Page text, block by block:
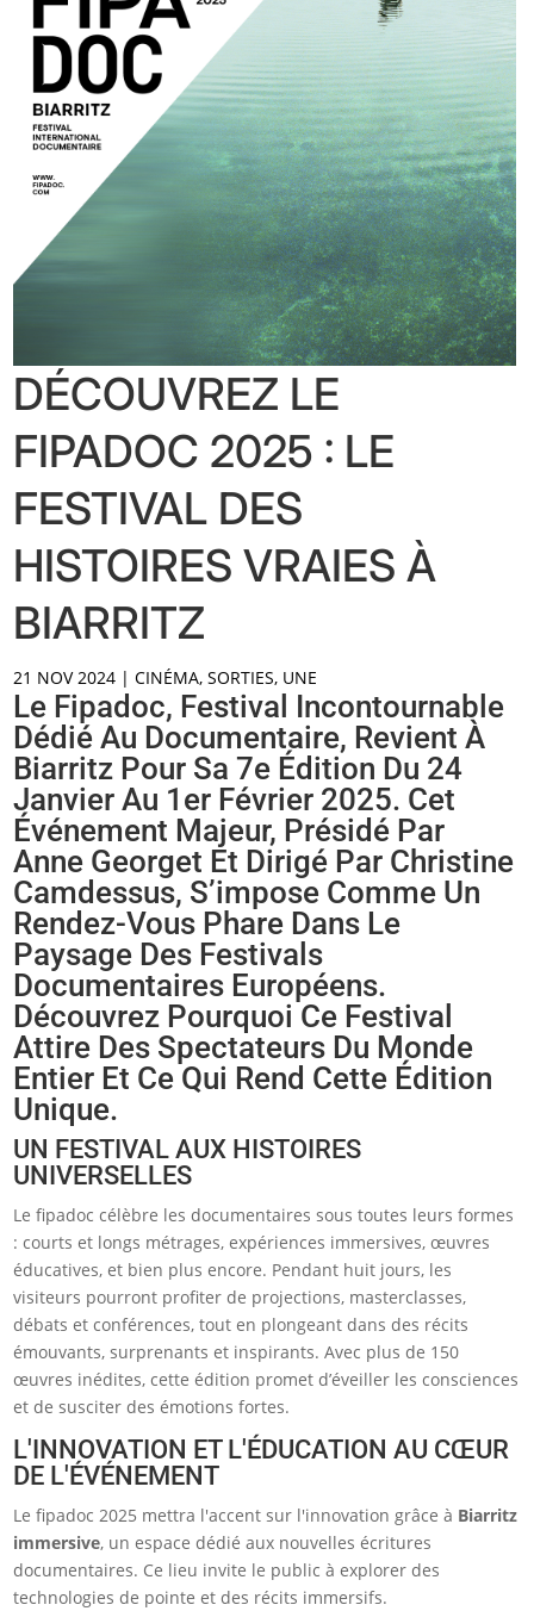
DÉCOUVREZ LE
FIPADOC 2025 : LE
FESTIVAL DES
HISTOIRES VRAIES À
BIARRITZ
21 NOV 2024 |CINÉMA,SORTIES, UNE
Le Fipadoc, Festival Incontournable
Dédié Au Documentaire, Revient À
Biarritz Pour Sa 7e Édition Du 24
Janvier Au 1er Février 2025. Cet
Événement Majeur, Présidé Par
Anne Georget Et Dirigé Par Christine
Camdessus, S’impose Comme Un
Rendez-Vous Phare Dans Le
Paysage Des Festivals
Documentaires Européens.
Découvrez Pourquoi Ce Festival
Attire Des Spectateurs Du Monde
Entier Et Ce Qui Rend Cette Édition
Unique.
UN FESTIVAL AUX HISTOIRES
UNIVERSELLES
Le fipadoc célèbre les documentaires sous toutes leurs formes
: courts et longs métrages, expériences immersives, œuvres
éducatives, et bien plus encore. Pendant huit jours, les
visiteurs pourront profiter de projections, masterclasses,
débats et conférences, tout en plongeant dans des récits
émouvants, surprenants et inspirants. Avec plus de 150
œuvres inédites, cette édition promet d’éveiller les consciences
et de susciter des émotions fortes.
L'INNOVATION ET L'ÉDUCATION AU CŒUR
DE L'ÉVÉNEMENT
Le fipadoc 2025 mettra l'accent sur l'innovation grâce à Biarritz
immersive, un espace dédié aux nouvelles écritures
documentaires. Ce lieu invite le public à explorer des
technologies de pointe et des récits immersifs.